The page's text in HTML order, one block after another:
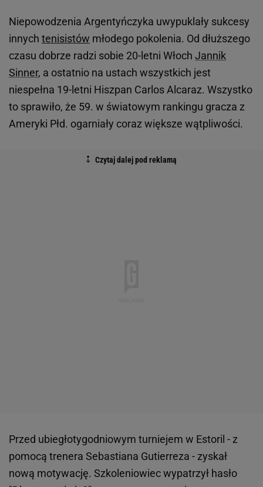
Niepowodzenia Argentyńczyka uwypuklały sukcesy
innych tenisistów młodego pokolenia. Od dłuższego
czasu dobrze radzi sobie 20-letni Włoch Jannik
Sinner, a ostatnio na ustach wszystkich jest
niespełna 19-letni Hiszpan Carlos Alcaraz. Wszystko
to sprawiło, że 59. w światowym rankingu gracza z
Ameryki Płd. ogarniały coraz większe wątpliwości.
Przed ubiegłotygodniowym turniejem w Estoril - z
pomocą trenera Sebastiana Gutierreza - zyskał
nową motywację. Szkoleniowiec wypatrzył hasło